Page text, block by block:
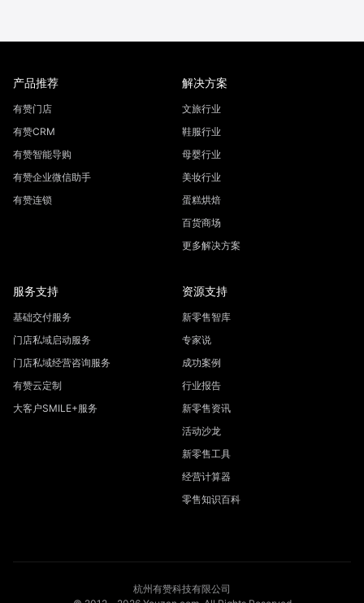
产品推荐
有赞门店
有赞CRM
有赞智能导购
有赞企业微信助手
有赞连锁
解决方案
文旅行业
鞋服行业
母婴行业
美妆行业
蛋糕烘焙
百货商场
更多解决方案
服务支持
基础交付服务
门店私域启动服务
门店私域经营咨询服务
有赞云定制
大客户SMILE+服务
资源支持
新零售智库
专家说
成功案例
行业报告
新零售资讯
活动沙龙
新零售工具
经营计算器
零售知识百科
杭州有赞科技有限公司